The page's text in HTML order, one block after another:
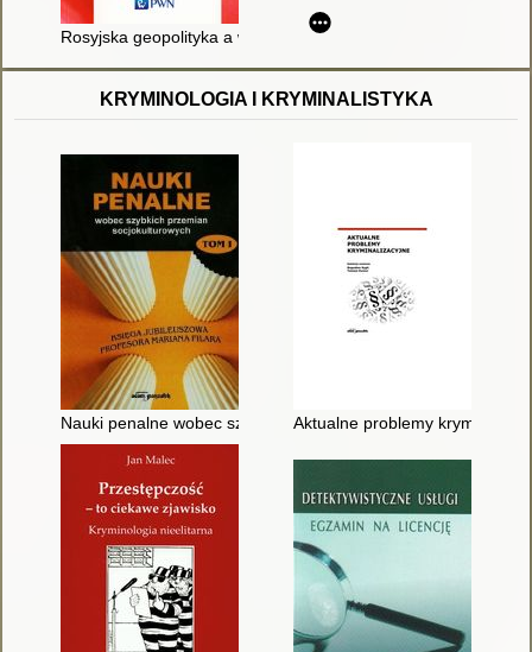
Rosyjska geopolityka a wojna informacyjna
KRYMINOLOGIA I KRYMINALISTYKA
Nauki penalne wobec szybkich przemian socjokulturowych :
Aktualne problemy